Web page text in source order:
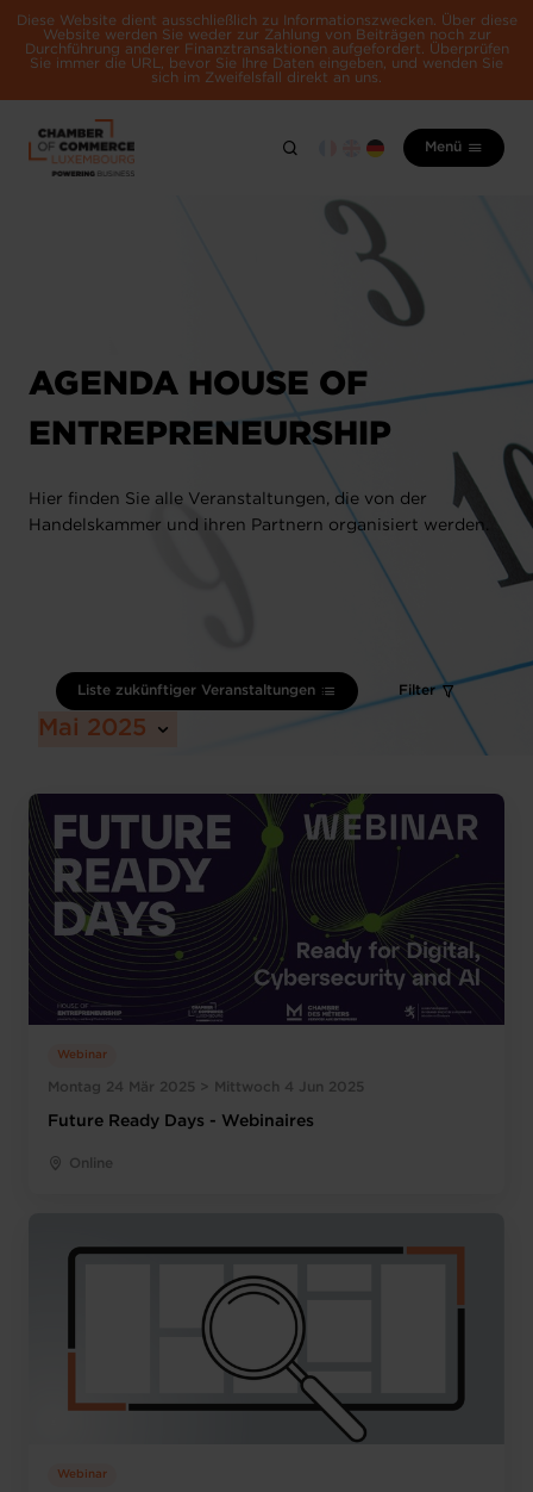
Diese Website dient ausschließlich zu Informationszwecken. Über diese
Website werden Sie weder zur Zahlung von Beiträgen noch zur
Durchführung anderer Finanztransaktionen aufgefordert. Überprüfen
Sie immer die URL, bevor Sie Ihre Daten eingeben, und wenden Sie
sich im Zweifelsfall direkt an uns.
Menü
AGENDA HOUSE OF
ENTREPRENEURSHIP
Hier finden Sie alle Veranstaltungen, die von der
Handelskammer und ihren Partnern organisiert werden.
Mai 2025
Liste zukünftiger Veranstaltungen Filter
Montag 24 Mär 2025 > Mittwoch 4 Jun 2025
Webinar
Future Ready Days - Webinaires
Online
Webinar